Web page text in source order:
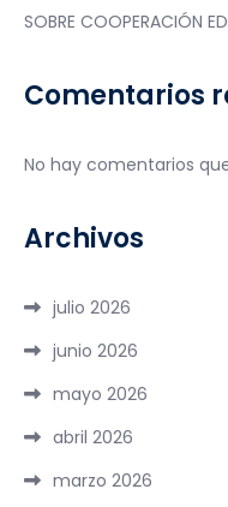
SOBRE COOPERACIÓN
Comentarios
No hay comentarios
Archivos
julio 2026
junio 2026
mayo 2026
abril 2026
marzo 2026